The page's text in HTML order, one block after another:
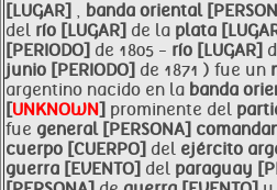
[LUGAR] , banda oriental
del río [LUGAR] de la plata
[PERIODO] de 1805 - río [LUGAR]
junio [PERIODO] de 1871 ) fue un
argentino nacido en la banda
[UNKNOWN] prominente del
fue general [PERSONA]
cuerpo [CUERPO] del ejército
guerra [EVENTO] del paraguay